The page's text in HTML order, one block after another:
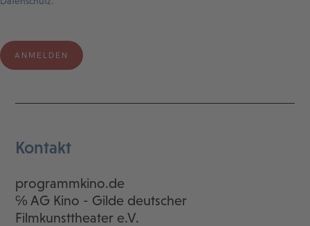
Kontakt
programmkino.de
℅ AG Kino - Gilde deutscher
Filmkunsttheater e.V.